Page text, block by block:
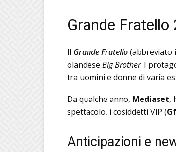
Grande
Il Grande Fratello(abbreviato
olandese Big Brother. I
tra uomini e donne di varia
Da qualche anno, Mediaset,
spettacolo, i cosiddetti VIP (
Anticipazioni e